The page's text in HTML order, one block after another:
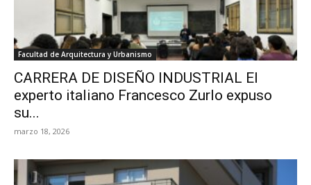
Facultad de Arquitectura y Urbanismo
CARRERA DE DISEÑO INDUSTRIAL El
experto italiano Francesco Zurlo expuso
su...
marzo 18, 2026